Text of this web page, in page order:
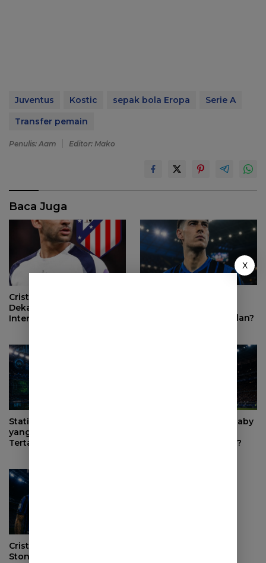
Juventus Kostic sepak bola Eropa
Serie A
Transfer pemain
Penulis: Aam Editor: Mako
Baca Juga
Cristian Romero Makin
Dekat ke Atletico Madrid,
Inter Milan Mundur dari
Pemain Kunci Inter Milan?
Statistik Moussa Diaby
yang Membuat Inter Milan
Tertarik Merekrutnya
Bagaimana Moussa Diaby
Permainan Inter Milan?
Cristian Romero vs John
Stones, Siapa yang Lebih
X